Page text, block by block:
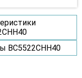
ВС5522СНН40